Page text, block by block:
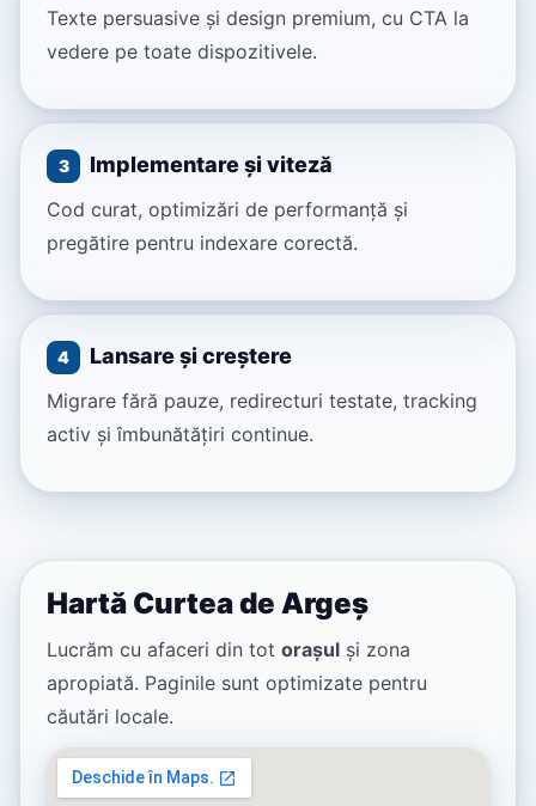
Texte persuasive și design premium, cu CTA la
vedere pe toate dispozitivele.
3 Implementare și viteză
Cod curat, optimizări de performanță și
pregătire pentru indexare corectă.
4 Lansare și creștere
Migrare fără pauze, redirecturi testate, tracking
activ și îmbunătățiri continue.
Hartă Curtea de Argeș
Lucrăm cu afaceri din tot orașul și zona
apropiată. Paginile sunt optimizate pentru
căutări locale.